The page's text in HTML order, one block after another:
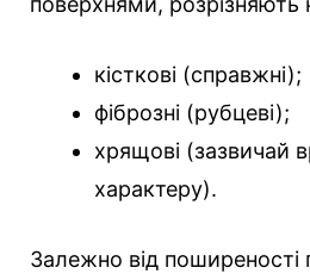
кісткові (справжні);
фіброзні (рубцеві);
хрящові (зазвичай
характеру).
Залежно від поширеності